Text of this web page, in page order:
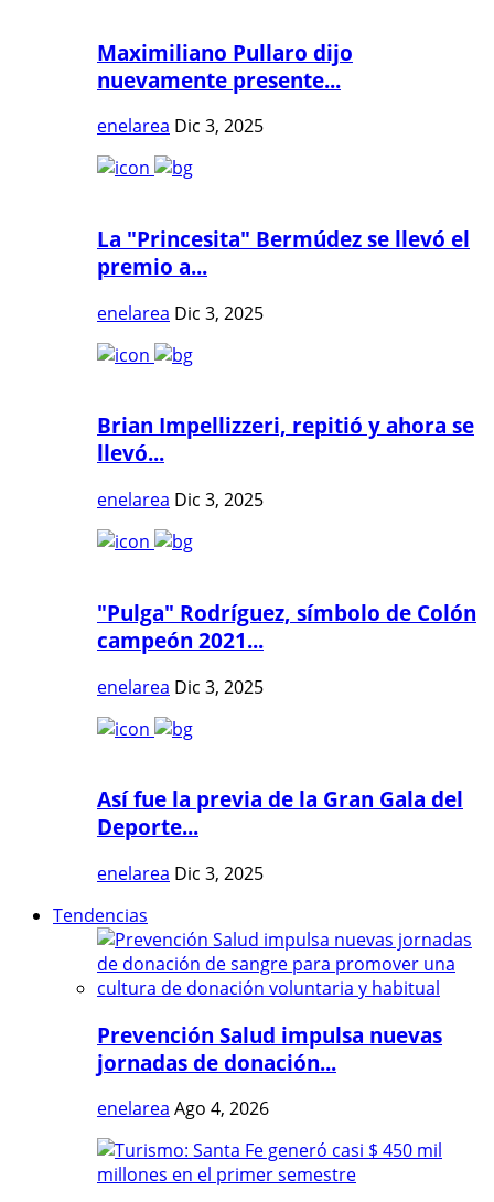
Maximiliano Pullaro dijo
nuevamente presente...
enelarea Dic 3, 2025
La "Princesita" Bermúdez se llevó el
premio a...
enelarea Dic 3, 2025
Brian Impellizzeri, repitió y ahora se
llevó...
enelarea Dic 3, 2025
"Pulga" Rodríguez, símbolo de Colón
campeón 2021...
enelarea Dic 3, 2025
Así fue la previa de la Gran Gala del
Deporte...
enelarea Dic 3, 2025
Tendencias
Prevención Salud impulsa nuevas
jornadas de donación...
enelarea Ago 4, 2026